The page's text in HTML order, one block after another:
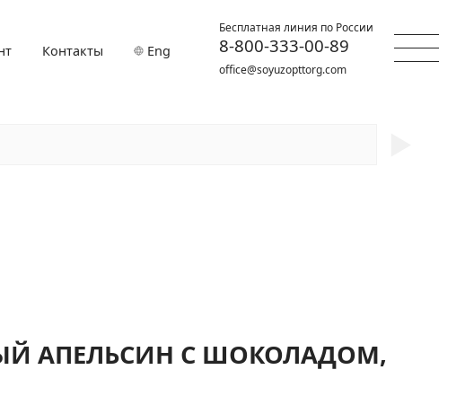
АПЕЛЬСИН С ШОКОЛАДОМ,
Контакты Eng
Бесплатная линия по России
8-800-333-00-89
office@soyuzopttorg.com